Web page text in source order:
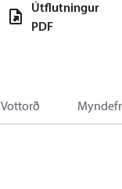
Útflutningur
PDF
Vottorð